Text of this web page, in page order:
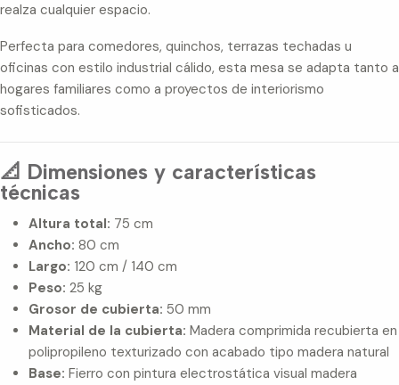
realza cualquier espacio.
Perfecta para comedores, quinchos, terrazas techadas u
oficinas con estilo industrial cálido, esta mesa se adapta tanto a
hogares familiares como a proyectos de interiorismo
sofisticados.
📐 Dimensiones y características
técnicas
Altura total: 75 cm
Ancho: 80 cm
Largo: 120 cm / 140 cm
Peso: 25 kg
Grosor de cubierta: 50 mm
Material de la cubierta: Madera comprimida recubierta en
polipropileno texturizado con acabado tipo madera natural
Base: Fierro con pintura electrostática visual madera